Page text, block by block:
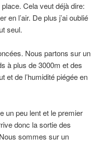
Cela veut déjà dire:
en l’air. De plus j’ai oublié
seul.
Nous partons sur un
à plus de 3000m et des
et de l’humidité piégée en
un peu lent et le premier
donc la sortie des
sommes sur un